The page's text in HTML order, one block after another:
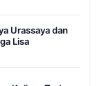
Urassaya dan
Lisa